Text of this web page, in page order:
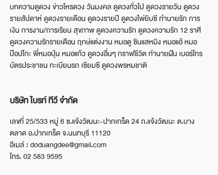
บทความดูดวง ข่าวโหรดวง วันมงคล ดูดวงทั่วไป ดูดวงรายวัน ดูดวง
รายสัปดาห์ ดูดวงรายเดือน ดูดวงรายปี ดูดวงไพ่ยิบซี ทำนายรัก การ
เงิน การงาน/การเรียน สุขภาพ ดูดวงความรัก ดูดวงความรัก 12 ราศี
ดูดวงความรักรายเดือน ฤกษ์แต่งงาน หมอดู ซินแสหมิง หมอแอ้ หมอ
ป๊อปโกะ พี่หมอปุ่น หมอแก้ว ดูดวงอื่นๆ กราฟชีวิต ทำนายฝัน เบอร์โทร
บัตรประชาชน ทะเบียนรถ เซียมซี ดูดวงพรหมชาติ
บริษัท ไบรท์ ทีวี จำกัด
เลขที่ 25/533 หมู่ 6 ซ.แจ้งวัฒนะ-ปากเกร็ด 24 ถ.แจ้งวัฒนะ ต.บาง
ตลาด อ.ปากเกร็ด จ.นนทบุรี 11120
อีเมล์ : doduangdee@gmail.com
โทร. 02 583 9595